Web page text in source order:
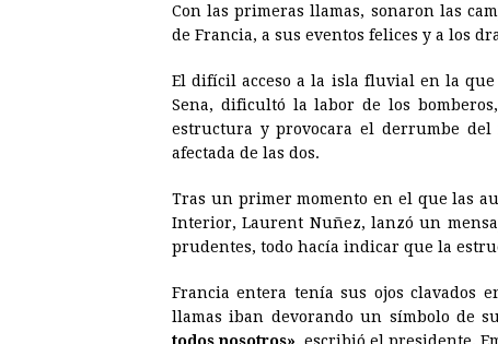
Con las primeras llamas, sonaron las
de Francia, a sus eventos felices y a los
El difícil acceso a la isla fluvial en la que
Sena, dificultó la labor de los
estructura y provocara el derrumbe
afectada de las dos.
Tras un primer momento en el que las
Interior, Laurent Nuñez, lanzó un
prudentes, todo hacía indicar que la
Francia entera tenía sus ojos clavados
llamas iban devorando un símbolo de